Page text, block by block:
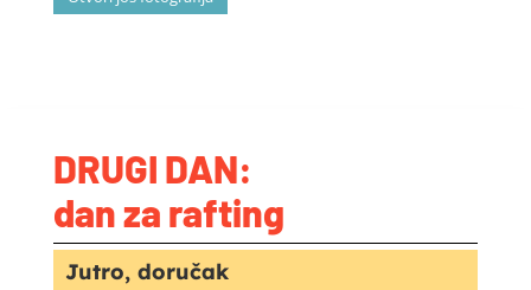
DRUGI DAN:
dan za rafting
Jutro, doručak